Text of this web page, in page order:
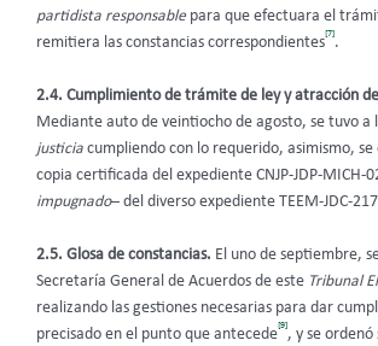
partidista responsablepara que efectuara el
remitiera las constancias correspondientes
[7]
.
2.4. Cumplimiento de trámite de ley y atracción
Mediante auto de veintiocho de agosto, se tuvo a
justicia cumpliendo con lo requerido, asimismo,
copia certificada del expediente CNJP-JDP-MICH-
impugnado– del diverso expediente TEEM-JDC-
2.5. Glosa de constancias. El uno de septiembre,
Secretaría General de Acuerdos de este Tribunal
realizando las gestiones necesarias para dar
precisado en el punto que antecede
[9]
, y se ordenó